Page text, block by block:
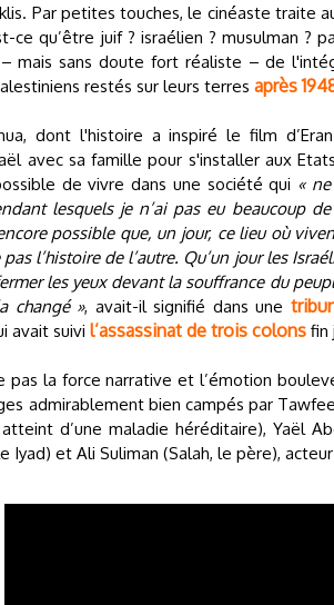
Par petites touches, le cinéaste traite
ce qu’être juif ? israélien ? musulman ?
mais sans doute fort réaliste – de
restés sur leurs terres après
dont l'histoire a inspiré le film
avec sa famille pour s'installer aux
de vivre dans une société qui «
lesquels je n’ai pas eu beaucoup
possible que, un jour, ce lieu où
l’histoire de l’autre. Qu’un jour les
les yeux devant la souffrance du
changé », avait-il signifié dans une
avait suivi l’assassinat de trois colons fin
pas la force narrative et l’émotion
admirablement bien campés par
d’une maladie héréditaire), Yaël
Iyad) et Ali Suliman (Salah, le père), acteur